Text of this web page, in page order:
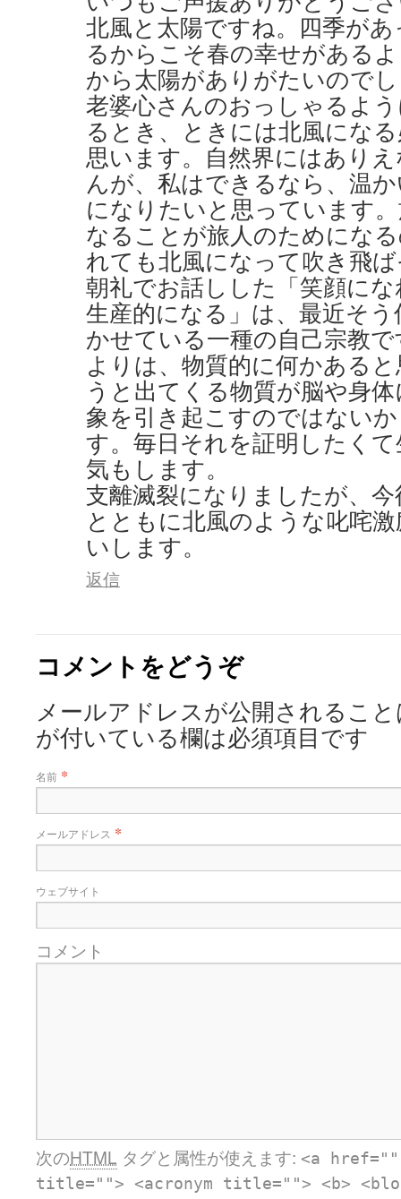
北風と太陽ですね。四季が
るからこそ春の幸せがある
から太陽がありがたいので
老婆心さんのおっしゃるよ
るとき、ときには北風にな
思います。自然界にはあり
んが、私はできるなら、温
になりたいと思っています
なることが旅人のためにな
れても北風になって吹き飛
朝礼でお話しした「笑顔に
生産的になる」は、最近そ
かせている一種の自己宗教
よりは、物質的に何かある
うと出てくる物質が脳や身
象を引き起こすのではない
す。毎日それを証明したく
気もします。
支離滅裂になりましたが、
とともに北風のような叱咤
いします。
返信
コメントをどうぞ
メールアドレスが公開されるこ
が付いている欄は必須項目です
名前 *
メールアドレス *
ウェブサイト
コメント
次のHTML タグと属性が使えます: <a
title=""> <acronym title=""> <b>